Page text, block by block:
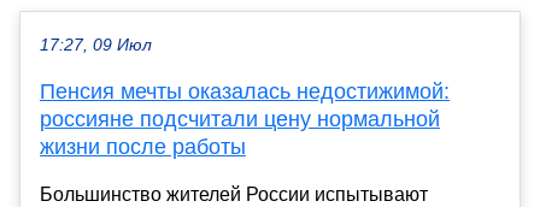
17:27, 09 Июл
Пенсия мечты оказалась недостижимой:
россияне подсчитали цену нормальной
жизни после работы
Большинство жителей России испытывают